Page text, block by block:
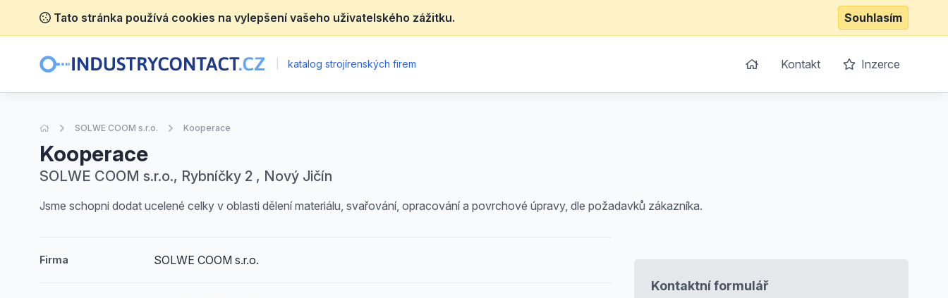
Tato stránka používá cookies na vylepšení vašeho uživatelského zážitku. Souhlasím
katalog strojírenských firem Kontakt Inzerce
Úvodní stránka
SOLWE COOM s.r.o. Kooperace
Kooperace
SOLWE COOM s.r.o., Rybníčky 2 , Nový Jičín
Jsme schopni dodat ucelené celky v oblasti dělení materiálu, svařování, opracování a povrchové úpravy, dle požadavků zákazníka.
Firma SOLWE COOM s.r.o.
Kontaktní formulář